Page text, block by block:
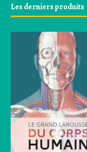
Les derniers produits